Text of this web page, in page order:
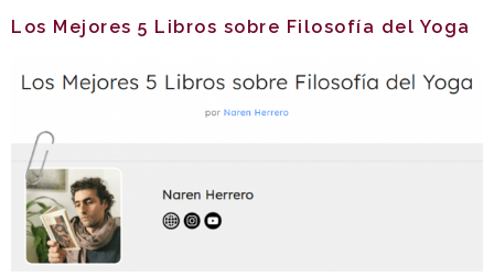
Los Mejores 5 Libros sobre Filosofía del Yoga